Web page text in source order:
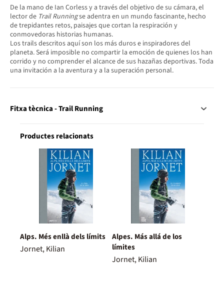
De la mano de Ian Corless y a través del objetivo de su cámara, el
lector de Trail Runningse adentra en un mundo fascinante, hecho
de trepidantes retos, paisajes que cortan la respiración y
conmovedoras historias humanas.
Los trails descritos aquí son los más duros e inspiradores del
planeta. Será imposible no compartir la emoción de quienes los han
corrido y no comprender el alcance de sus hazañas deportivas. Toda
una invitación a la aventura y a la superación personal.
Fitxa tècnica - Trail Running
Productes relacionats
Alps. Més enllà dels límits
Jornet, Kilian
Alpes. Más allá de los
límites
Jornet, Kilian